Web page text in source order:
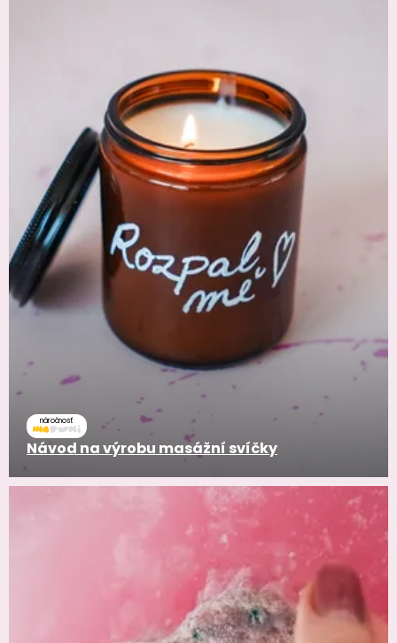
náročnosť
Návod na výrobu masážní svíčky